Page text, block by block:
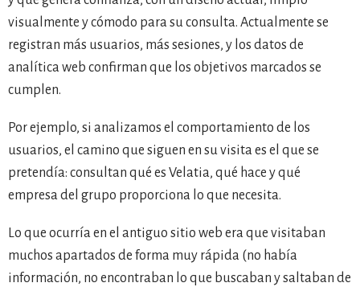
visualmente y cómodo para su consulta. Actualmente se
registran más usuarios, más sesiones, y los datos de
analítica web confirman que los objetivos marcados se
cumplen.
Por ejemplo, si analizamos el comportamiento de los
usuarios, el camino que siguen en su visita es el que se
pretendía: consultan qué es Velatia, qué hace y qué
empresa del grupo proporciona lo que necesita.
Lo que ocurría en el antiguo sitio web era que visitaban
muchos apartados de forma muy rápida (no había
información, no encontraban lo que buscaban y saltaban de